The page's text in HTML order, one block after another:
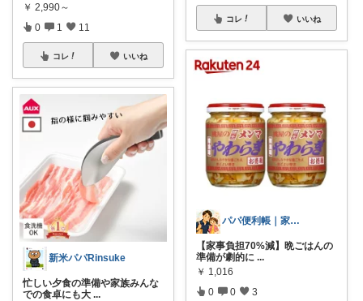
￥ 2,990～
0 1 11
コレ いいね
新米パパRinsuke
忙しい夕食の準備や家族みんな
での食卓にも大 ...
コレ いいね
パパ便利帳｜家族のお買い物日記
【家事負担70%減】晩ごはんの
準備が劇的に ...
￥ 1,016
0 0 3